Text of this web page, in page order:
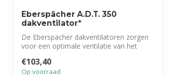
Eberspächer A.D.T. 350
dakventilator*
De Eberspächer dakventilatoren zorgen
voor een optimale ventilatie van het
€103,40
Op voorraad